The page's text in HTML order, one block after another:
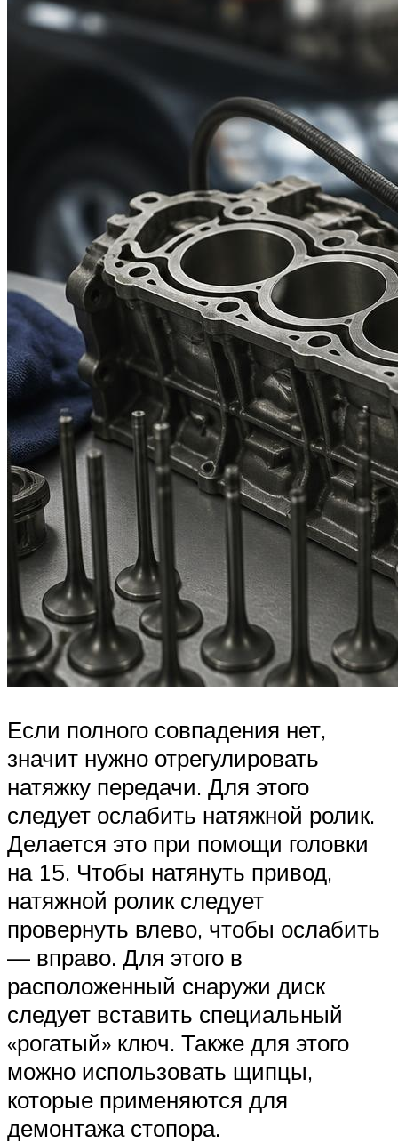
Если полного совпадения нет,
значит нужно отрегулировать
натяжку передачи. Для этого
следует ослабить натяжной ролик.
Делается это при помощи головки
на 15. Чтобы натянуть привод,
натяжной ролик следует
провернуть влево, чтобы ослабить
— вправо. Для этого в
расположенный снаружи диск
следует вставить специальный
«рогатый» ключ. Также для этого
можно использовать щипцы,
которые применяются для
демонтажа стопора.